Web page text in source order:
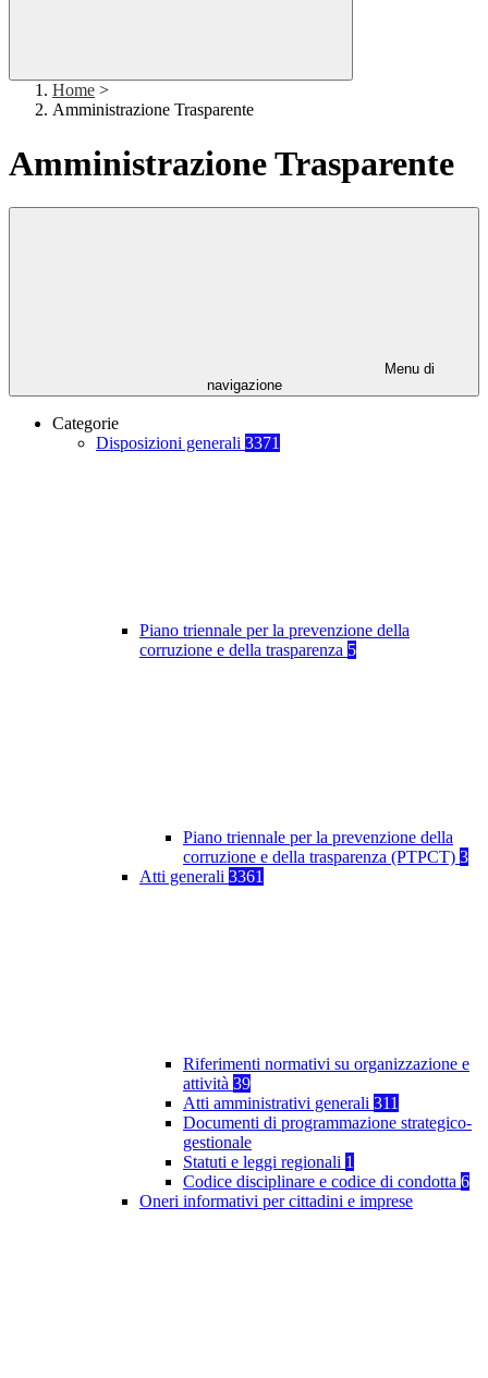
Home >
Amministrazione Trasparente
Amministrazione Trasparente
Menu di
navigazione
Categorie
Disposizioni generali 3371
Piano triennale per la prevenzione della
corruzione e della trasparenza 5
Piano triennale per la prevenzione della
corruzione e della trasparenza (PTPCT) 3
Atti generali 3361
Riferimenti normativi su organizzazione e
attività 39
Atti amministrativi generali 311
Documenti di programmazione strategico-
gestionale
Statuti e leggi regionali 1
Codice disciplinare e codice di condotta 6
Oneri informativi per cittadini e imprese